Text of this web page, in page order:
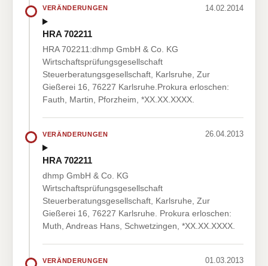
VERÄNDERUNGEN 14.02.2014
HRA 702211
HRA 702211:dhmp GmbH & Co. KG
Wirtschaftsprüfungsgesellschaft
Steuerberatungsgesellschaft, Karlsruhe, Zur
Gießerei 16, 76227 Karlsruhe.Prokura erloschen:
Fauth, Martin, Pforzheim, *XX.XX.XXXX.
VERÄNDERUNGEN 26.04.2013
HRA 702211
dhmp GmbH & Co. KG
Wirtschaftsprüfungsgesellschaft
Steuerberatungsgesellschaft, Karlsruhe, Zur
Gießerei 16, 76227 Karlsruhe. Prokura erloschen:
Muth, Andreas Hans, Schwetzingen, *XX.XX.XXXX.
VERÄNDERUNGEN 01.03.2013